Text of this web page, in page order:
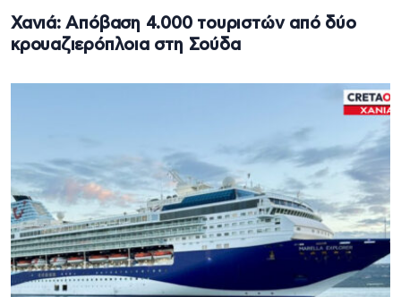
Χανιά: Απόβαση 4.000 τουριστών από δύο
κρουαζιερόπλοια στη Σούδα